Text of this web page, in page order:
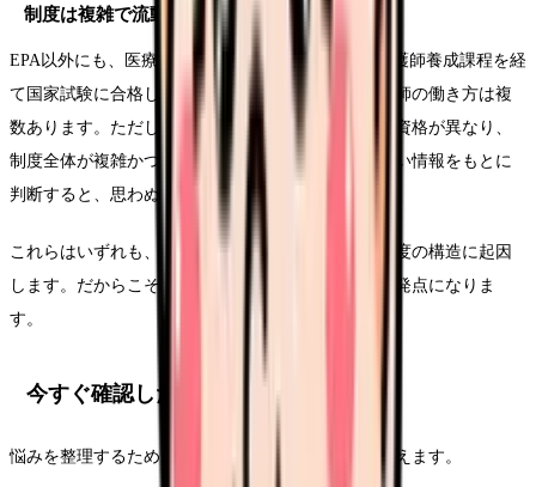
制度は複雑で流動的
EPA以外にも、医療の在留資格や、留学生として看護師養成課程を経
て国家試験に合格し就労する経路など、外国人看護師の働き方は複
数あります。ただし、それぞれ要件・手続き・在留資格が異なり、
制度全体が複雑かつ流動的です。人づての情報や古い情報をもとに
判断すると、思わぬ行き違いが生じます。
これらはいずれも、あなたの努力不足ではなく、制度の構造に起因
します。だからこそ、公的な一次情報での確認が出発点になりま
す。
今すぐ確認したいポイント
悩みを整理するために、まず確認できる事実を押さえます。